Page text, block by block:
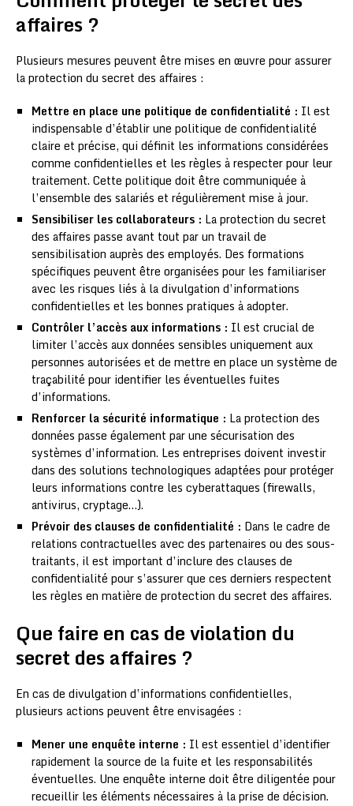
affaires ?
Plusieurs mesures peuvent être mises en œuvre pour assurer
la protection du secret des affaires :
Mettre en place une politique de confidentialité : Il est
indispensable d’établir une politique de confidentialité
claire et précise, qui définit les informations considérées
comme confidentielles et les règles à respecter pour leur
traitement. Cette politique doit être communiquée à
l’ensemble des salariés et régulièrement mise à jour.
Sensibiliser les collaborateurs : La protection du secret
des affaires passe avant tout par un travail de
sensibilisation auprès des employés. Des formations
spécifiques peuvent être organisées pour les familiariser
avec les risques liés à la divulgation d’informations
confidentielles et les bonnes pratiques à adopter.
Contrôler l’accès aux informations : Il est crucial de
limiter l’accès aux données sensibles uniquement aux
personnes autorisées et de mettre en place un système de
traçabilité pour identifier les éventuelles fuites
d’informations.
Renforcer la sécurité informatique : La protection des
données passe également par une sécurisation des
systèmes d’information. Les entreprises doivent investir
dans des solutions technologiques adaptées pour protéger
leurs informations contre les cyberattaques (firewalls,
antivirus, cryptage…).
Prévoir des clauses de confidentialité : Dans le cadre de
relations contractuelles avec des partenaires ou des sous-
traitants, il est important d’inclure des clauses de
confidentialité pour s’assurer que ces derniers respectent
les règles en matière de protection du secret des affaires.
Que faire en cas de violation du
secret des affaires ?
En cas de divulgation d’informations confidentielles,
plusieurs actions peuvent être envisagées :
Mener une enquête interne : Il est essentiel d’identifier
rapidement la source de la fuite et les responsabilités
éventuelles. Une enquête interne doit être diligentée pour
recueillir les éléments nécessaires à la prise de décision.